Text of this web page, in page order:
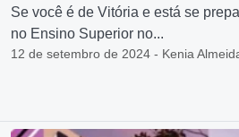
Se você é de Vitória e está se
no Ensino Superior no...
12 de setembro de 2024 - Kenia